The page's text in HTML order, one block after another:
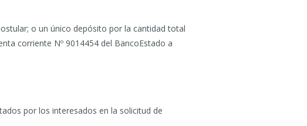
o un único depósito por la cantidad total
corriente Nº 9014454 del BancoEstado a
por los interesados en la solicitud de